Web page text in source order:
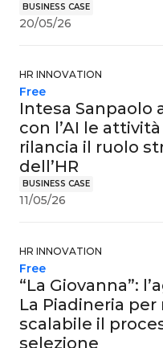
BUSINESS CASE
20/05/26
HR INNOVATION
BUSINESS CASE
Intesa Sanpaolo
con l’AI le
rilancia il ruolo
dell’HR
Free
11/05/26
HR INNOVATION
“La Giovanna”:
La Piadineria
scalabile il
selezione
Free